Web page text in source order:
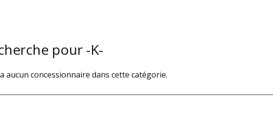
pour -K-
a aucun concessionnaire dans cette catégorie.